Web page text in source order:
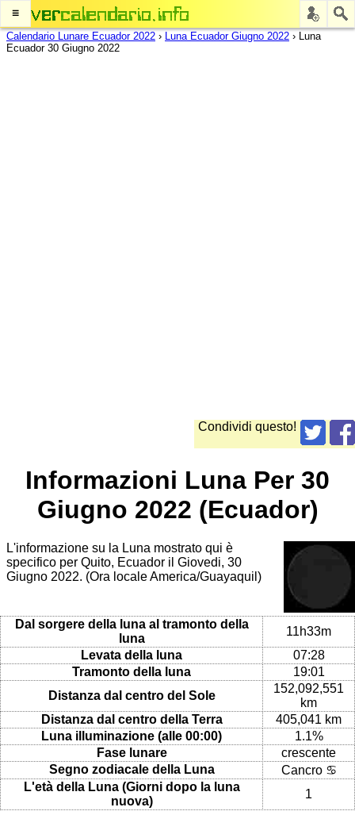
≡
Calendario Lunare Ecuador 2022 › Luna Ecuador Giugno 2022 › Luna
Ecuador 30 Giugno 2022
Condividi questo!
Informazioni Luna Per 30
Giugno 2022 (Ecuador)
L'informazione su la Luna mostrato qui è
specifico per Quito, Ecuador il Giovedi, 30
Giugno 2022. (Ora locale America/Guayaquil)
Dal sorgere della luna al tramonto della
luna
11h33m
Levata della luna
07:28
Tramonto della luna
19:01
Distanza dal centro del Sole
152,092,551
km
Distanza dal centro della Terra
405,041 km
Luna illuminazione (alle 00:00)
1.1%
Fase lunare
crescente
Segno zodiacale della Luna
Cancro ♋
L'età della Luna (Giorni dopo la luna
nuova)
1